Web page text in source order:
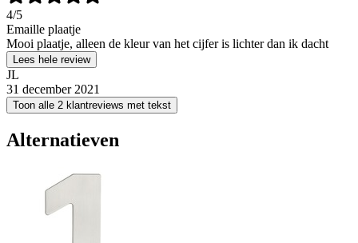
4/5
Emaille plaatje
Mooi plaatje, alleen de kleur van het cijfer is lichter dan ik dacht
Lees hele review
JL
31 december 2021
Toon alle 2 klantreviews met tekst
Alternatieven